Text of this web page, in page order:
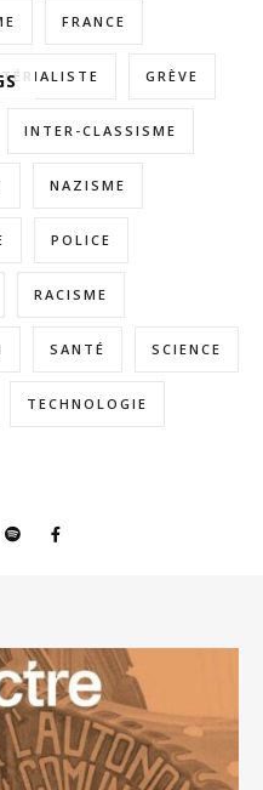
FRANCE
GRÈVE
INTER-CLASSISME
NAZISME
POLICE
RACISME
SANTÉ SCIENCE
TECHNOLOGIE